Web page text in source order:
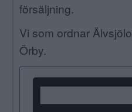
försäljning.
Vi som ordnar
Örby.